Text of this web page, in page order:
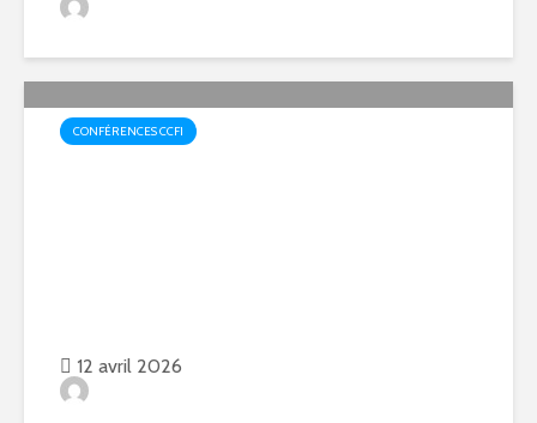
CONFÉRENCES CCFI
12 avril 2026